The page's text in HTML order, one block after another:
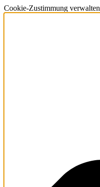
Cookie-Zustimmung verwalten